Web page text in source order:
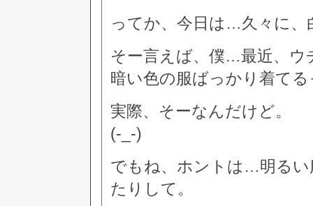
ってか、今日は…久々に、
そー言えば、僕…最近、ウ
暗い色の服ばっかり着て
実際、そーなんだけど。
(-_-)
でもね、ホントは…明るい
たりして。